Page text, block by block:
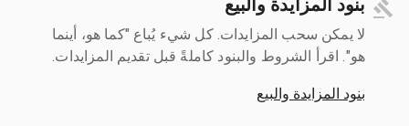
لا يمكن سحب المزايدات. كل شيء يُباع "كما هو، أينما
هو". اقرأ الشروط والبنود كاملةً قبل تقديم المزايدات.
بنود المزايدة والبيع